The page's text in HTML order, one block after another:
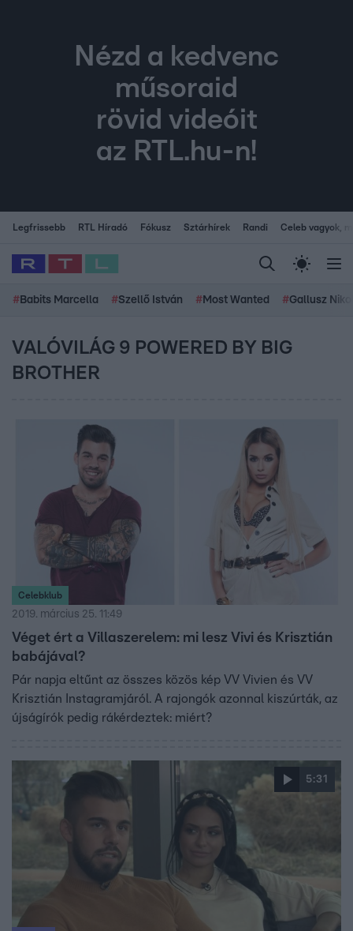
Nézd a kedvenc
műsoraid
rövid videóit
az RTL.hu-n!
Legfrissebb RTL Híradó Fókusz Sztárhírek Randi Celeb vagyok,
# Babits Marcella #Szellő István # Most Wanted #Gallusz
VALÓVILÁG 9 POWERED BY BIG
BROTHER
Celebklub
2019. március 25. 11:49
Véget ért a Villaszerelem: mi lesz Vivi és Krisztián
babájával?
Pár napja eltűnt az összes közös kép VV Vivien és VV
Krisztián Instagramjáról. A rajongók azonnal kiszúrták, az
újságírók pedig rákérdeztek: miért?
5:31